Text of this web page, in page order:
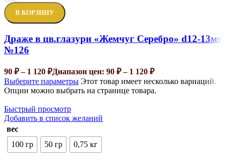
В КОРЗИНУ
Драже в цв.глазури «Жемчуг Серебро» d12-13мм
№126
90 ₽ – 1 120 ₽Диапазон цен: 90 ₽ – 1 120 ₽
Выберите параметры Этот товар имеет несколько вариаций.
Опции можно выбрать на странице товара.
Быстрый просмотр
Добавить в список желаний
вес
100 гр
50 гр 0,75 кг